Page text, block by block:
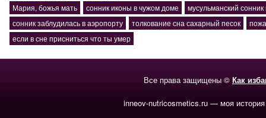
Мария, божья мать
сонник иконы в чужом доме
мусульманский сонник
сонник заблудилась в аэропорту
толкование сна сахарный песок
если в сне присниться что ты умер
Все права защищены © Как
inneov-nutricosmetics.ru — моя